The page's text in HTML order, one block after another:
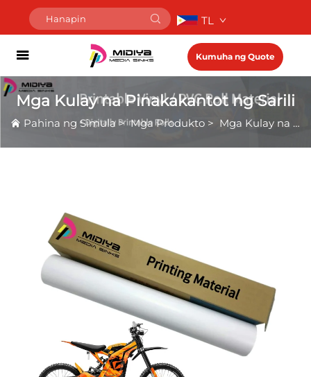
TL
Kumuha ng Quote
Mga Kulay na Pinakakantot ng Sarili
Pahina ng Simula >Mga Produkto > Mga Kulay na Pinakakantot ng Sarili